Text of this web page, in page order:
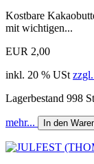
Kostbare
mit wichtigen...
EUR 2,00
inkl. 20 % USt
Lagerbestand 998
mehr... In den